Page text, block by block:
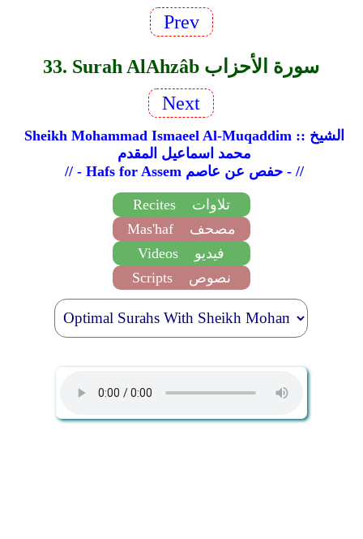
Prev
33. Surah Al­Ahzâb سورة الأحزاب
Next
Sheikh Mohammad Ismaeel Al-Muqaddim :: الشيخ
محمد اسماعيل المقدم
// - Hafs for Assem حفص عن عاصم - //
Recites
تلاوات
Mas'haf
مصحف
Videos
فيديو
Scripts
نصوص